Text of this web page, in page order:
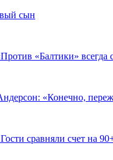
сын
«Балтики»
«Конечно,
сравняли счет на